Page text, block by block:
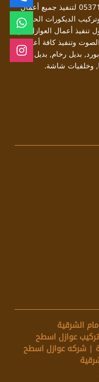
مؤسسة مقاولات الشرقية 0537161430 لتنفيذ جميع أعمال
الديكورات الحديثة
أعمال العوازل منها
وتنفيذ كافة أعمال
بديل رخام, بديل
وخلفيات شاشة.
الشرقية
0537161430 تركيب عوازل اسطح
| شركه عوازل اسطح